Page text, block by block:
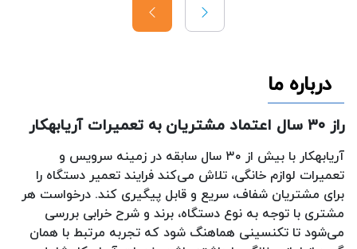
درباره ما
راز ۳۰ سال اعتماد مشتریان به تعمیرات آریابهکار
آریابهکار با بیش از ۳۰ سال سابقه در زمینه سرویس و
تعمیرات لوازم خانگی، تلاش می‌کند فرایند تعمیر دستگاه را
برای مشتریان شفاف، سریع و قابل پیگیری کند. درخواست هر
مشتری با توجه به نوع دستگاه، برند و شرح خرابی بررسی
می‌شود تا تکنسینی هماهنگ شود که تجربه مرتبط با همان